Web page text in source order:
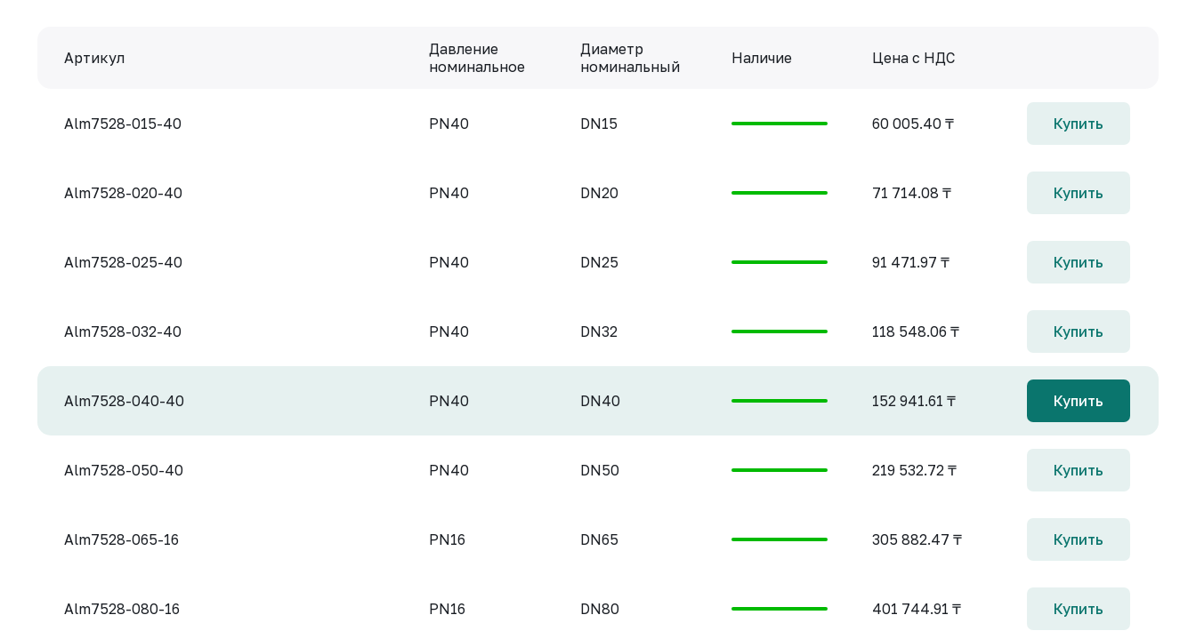
Артикул
Давление
номинальное
Диаметр
номинальный
Наличие Цена с НДС
Alm7528-015-40 PN40 DN15 60 005.40 ₸ Купить
Alm7528-020-40 PN40 DN20 71 714.08 ₸ Купить
Alm7528-025-40 PN40 DN25 91 471.97 ₸ Купить
Alm7528-032-40 PN40 DN32 118 548.06 ₸ Купить
Alm7528-040-40 PN40 DN40 152 941.61 ₸ Купить
Alm7528-050-40 PN40 DN50 219 532.72 ₸ Купить
Alm7528-065-16 PN16 DN65 305 882.47 ₸ Купить
Alm7528-080-16 PN16 DN80 401 744.91 ₸ Купить